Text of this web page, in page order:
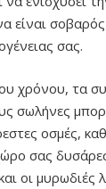
είναι
σας.
χρόνου, τα
σωλήνες
οσμές,
σας
οι